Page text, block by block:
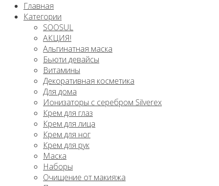
Главная
Категории
SOOSUL
АКЦИЯ!
Альгинатная маска
Бьюти девайсы
Витамины
Декоративная косметика
Для дома
Ионизаторы с серебром Silverex
Крем для глаз
Крем для лица
Крем для ног
Крем для рук
Маска
Наборы
Очищение от макияжа